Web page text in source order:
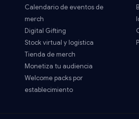
Calendario de eventos de
merch
Digital Gifting
Stock virtual y logística
Tienda de merch
Monetiza tu audiencia
Welcome packs por
establecimiento